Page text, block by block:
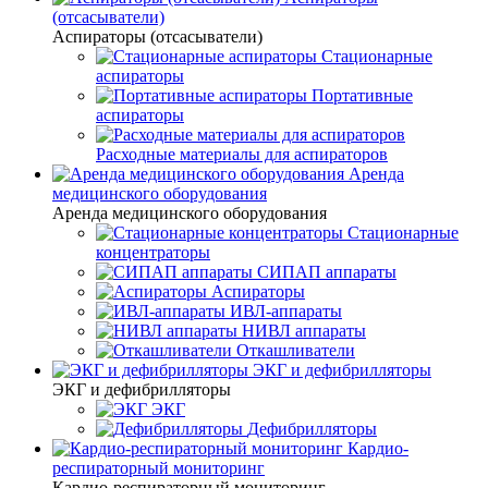
(отсасыватели)
Аспираторы (отсасыватели)
Стационарные
аспираторы
Портативные
аспираторы
Расходные материалы для аспираторов
Аренда
медицинского оборудования
Аренда медицинского оборудования
Стационарные
концентраторы
СИПАП аппараты
Аспираторы
ИВЛ-аппараты
НИВЛ аппараты
Откашливатели
ЭКГ и дефибрилляторы
ЭКГ и дефибрилляторы
ЭКГ
Дефибрилляторы
Кардио-
респираторный мониторинг